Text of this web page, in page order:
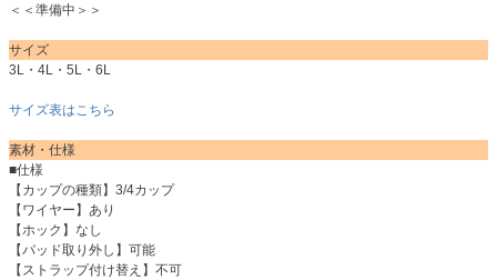
＜＜準備中＞＞
サイズ
3L・4L・5L・6L
サイズ表はこちら
素材・仕様
■仕様
【カップの種類】3/4カップ
【ワイヤー】あり
【ホック】なし
【パッド取り外し】可能
【ストラップ付け替え】不可